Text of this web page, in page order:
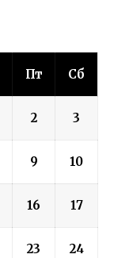
Пт Сб
2 3
9 10
16 17
23 24